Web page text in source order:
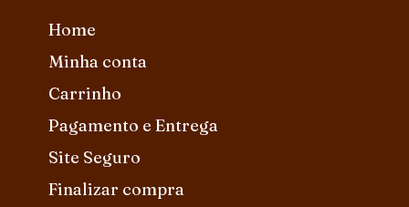
Home
Minha conta
Carrinho
Pagamento e Entrega
Site Seguro
Finalizar compra